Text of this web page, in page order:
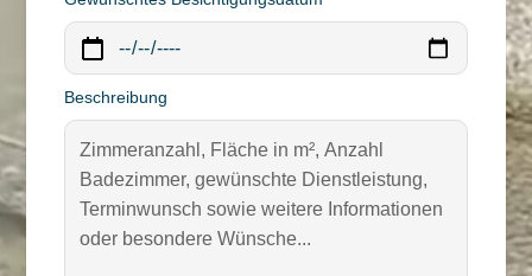
Beschreibung